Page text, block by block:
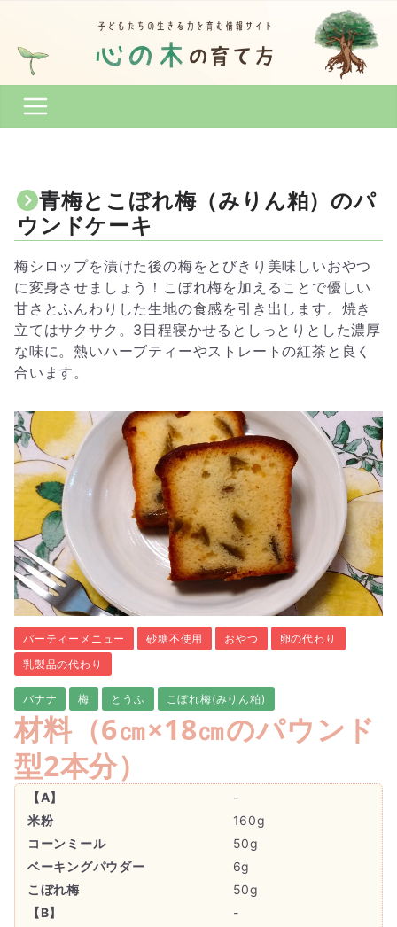
青梅とこぼれ梅（みりん粕）のパ
ウンドケーキ
梅シロップを漬けた後の梅をとびきり美味しいおやつ
に変身させましょう！こぼれ梅を加えることで優しい
甘さとふんわりした生地の食感を引き出します。焼き
立てはサクサク。3日程寝かせるとしっとりとした濃厚
な味に。熱いハーブティーやストレートの紅茶と良く
合います。
パーティーメニュー 砂糖不使用 おやつ
卵の代わり
乳製品の代わり
バナナ 梅 とうふ こぼれ梅(みりん粕)
材料（6㎝×18㎝のパウンド
型2本分）
【A】
-
米粉
160g
コーンミール
50g
ベーキングパウダー
6g
こぼれ梅
50g
【B】
-